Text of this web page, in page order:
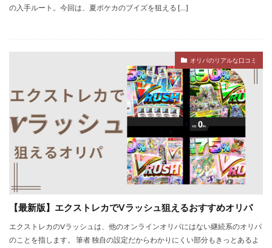
の入手ルート。今回は、夏ポケカのブイズを狙える […]
オリパのリアルな口コミ
【最新版】エクストレカでVラッシュ狙えるおすすめオリパ
エクストレカのVラッシュは、他のオンラインオリパにはない継続系のオリパ
のことを指します。 筆者 独自の設定だからわかりにくい部分もきっとあるよ